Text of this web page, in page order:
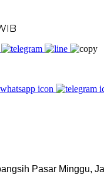
Pasar Minggu,